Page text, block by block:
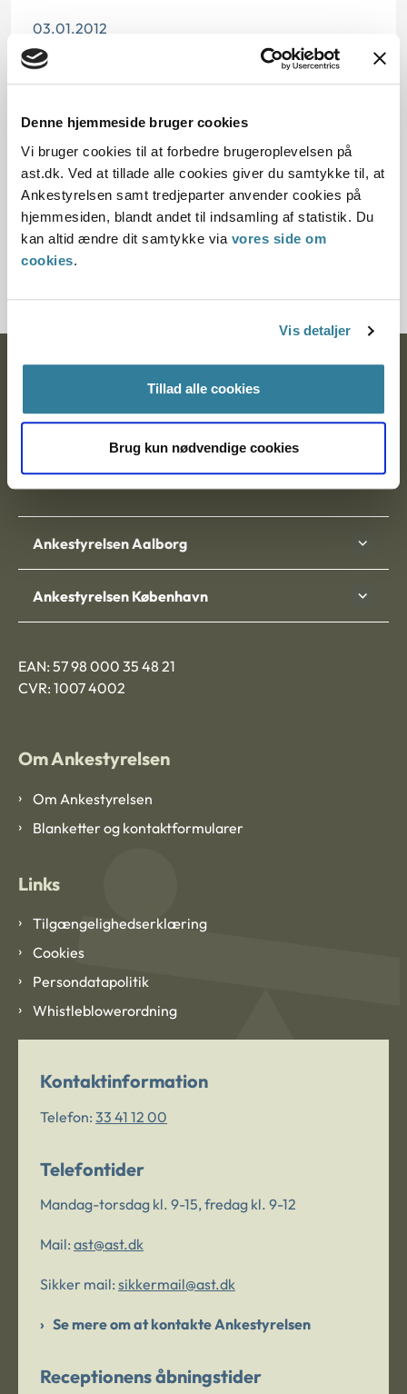
Denne hjemmeside bruger cookies
Vi bruger cookies til at forbedre brugeroplevelsen på
ast.dk. Ved at tillade alle cookies giver du samtykke til, at
Ankestyrelsen samt tredjeparter anvender cookies på
hjemmesiden, blandt andet til indsamling af statistik. Du
kan altid ændre dit samtykke via vores side om
cookies.
Vis detaljer
Tillad alle cookies
Brug kun nødvendige cookies
03.01.2012
Offentliggørelsesdato
Paragraf
§ 9c
Journalnummer
3800016-11
Postadresse:
Nytorv 7, 2. sal
9000 Aalborg
Ankestyrelsen Aalborg
Ankestyrelsen København
EAN: 57 98 000 35 48 21
CVR: 1007 4002
Om Ankestyrelsen
Om Ankestyrelsen
Blanketter og kontaktformularer
Links
Tilgængelighedserklæring
Cookies
Persondatapolitik
Whistleblowerordning
Kontaktinformation
Telefon: 33 41 12 00
Telefontider
Mandag-torsdag kl. 9-15, fredag kl. 9-12
Mail: ast@ast.dk
Sikker mail: sikkermail@ast.dk
Se mere om at kontakte Ankestyrelsen
Receptionens åbningstider